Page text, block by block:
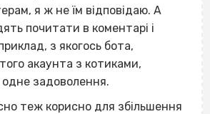
я ж не їм відповідаю. А
почитати в коментарі і
з якогось бота,
акаунта з котиками,
одне задоволення.
теж корисно для збільшення